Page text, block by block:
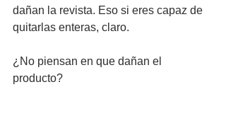
dañan la revista. Eso si eres capaz de
quitarlas enteras, claro.
¿No piensan en que dañan el
producto?